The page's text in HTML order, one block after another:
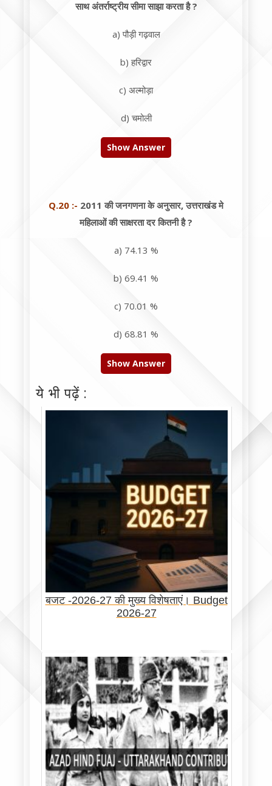
साथ अंतर्राष्ट्रीय सीमा साझा करता है ?
a) पौड़ी गढ़वाल
b) हरिद्वार
c) अल्मोड़ा
d) चमोली
Show Answer
Q.20 :- 2011 की जनगणना के अनुसार, उत्तराखंड मे
महिलाओं की साक्षरता दर कितनी है ?
a) 74.13 %
b) 69.41 %
c) 70.01 %
d) 68.81 %
Show Answer
ये भी पढ़ें :
बजट -2026-27 की मुख्य विशेषताएं। Budget
2026-27